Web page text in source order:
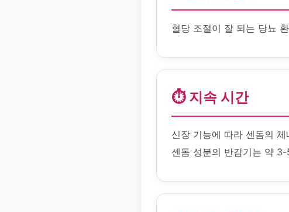
혈당 조절이 잘 되는 당뇨
⏱️ 지속 시간
신장 기능에 따라 센돔의
센돔 성분의 반감기는 약